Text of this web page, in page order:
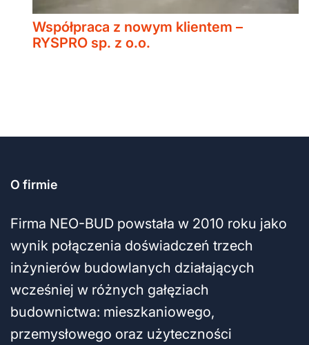
Współpraca z nowym klientem –
RYSPRO sp. z o.o.
O firmie
Firma NEO-BUD powstała w 2010 roku jako
wynik połączenia doświadczeń trzech
inżynierów budowlanych działających
wcześniej w różnych gałęziach
budownictwa: mieszkaniowego,
przemysłowego oraz użyteczności